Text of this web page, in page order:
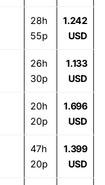
28h
55p
1.242
USD
26h
30p
1.133
USD
20h
20p
1.696
USD
47h
20p
1.399
USD